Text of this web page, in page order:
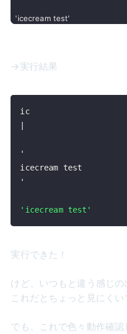
'icecream test'
→実行結果
ic
|
'icecream test'
実行できた！
けど、いつもと違う感じの
これだとちょっと見にくい
でも、これで色々動作確